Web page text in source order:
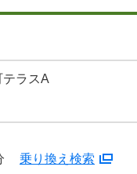
ラスA
乗り換え検索